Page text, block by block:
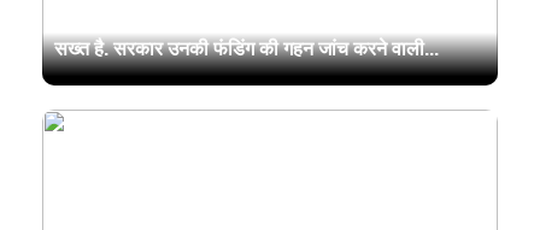
सख्त है. सरकार उनकी फंडिंग की गहन जांच करने वाली...